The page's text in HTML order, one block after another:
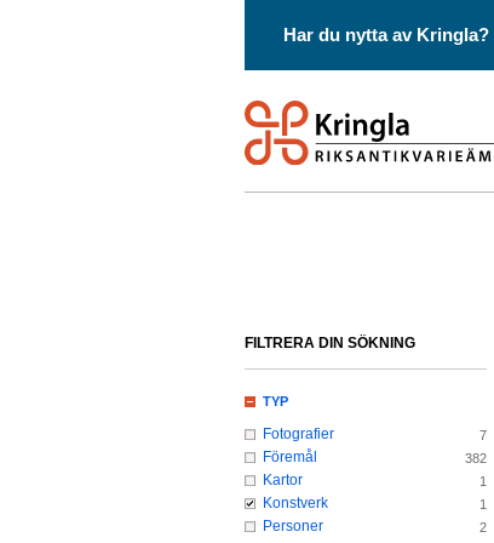
Har du nytta av Kringla?
FILTRERA DIN SÖKNING
TYP
Fotografier 7
Föremål 382
Kartor 1
Konstverk 1
Personer 2